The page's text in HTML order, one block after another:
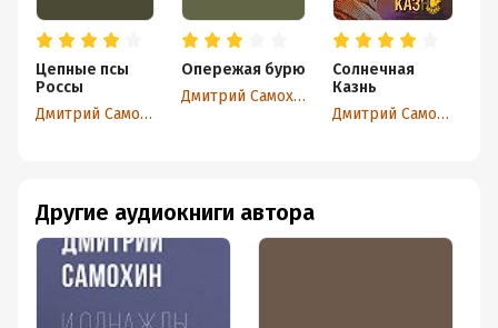
Цепные псы
Россы
Дмитрий Самохин
Опережая бурю
Дмитрий Самохин
Солнечная
Казнь
Дмитрий Самохин
Другие аудиокниги автора